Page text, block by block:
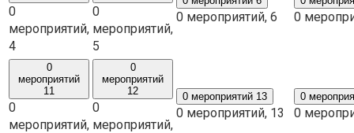
0
мероприятий,
4
0
мероприятий,
5
0 мероприятий, 6 0
0
мероприятий
11
0
мероприятий,
0
мероприятий
12
0
мероприятий,
0 мероприятий 13
0 мероприятий, 13
0
0